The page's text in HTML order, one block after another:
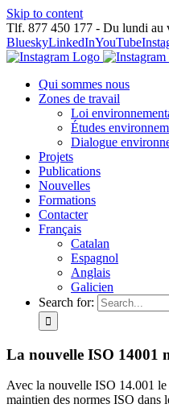
Skip to content
Tlf. 877 450 177‬ - Du lundi au
BlueskyLinkedInYouTube
Qui sommes nous
Zones de travail
Loi
Études
Dialogue
Projets
Publications
Nouvelles
Formations
Contacter
Français
Catalan
Espagnol
Anglais
Galicien
Search for:
La nouvelle ISO 14001
Avec la nouvelle ISO 14.001 le
maintien des normes ISO dans